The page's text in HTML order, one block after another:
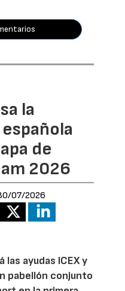
la
de
2026
07/2026
las ayudas ICEX y
pabellón conjunto